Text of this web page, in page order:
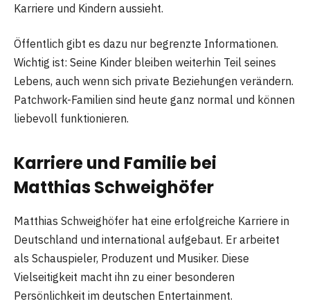
Karriere und Kindern aussieht.
Öffentlich gibt es dazu nur begrenzte Informationen.
Wichtig ist: Seine Kinder bleiben weiterhin Teil seines
Lebens, auch wenn sich private Beziehungen verändern.
Patchwork-Familien sind heute ganz normal und können
liebevoll funktionieren.
Karriere und Familie bei
Matthias Schweighöfer
Matthias Schweighöfer hat eine erfolgreiche Karriere in
Deutschland und international aufgebaut. Er arbeitet
als Schauspieler, Produzent und Musiker. Diese
Vielseitigkeit macht ihn zu einer besonderen
Persönlichkeit im deutschen Entertainment.